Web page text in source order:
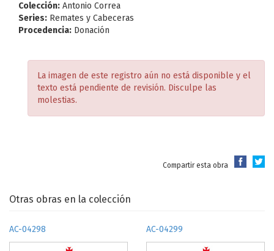
Colección: Antonio Correa
Series: Remates y Cabeceras
Procedencia: Donación
La imagen de este registro aún no está disponible y el
texto está pendiente de revisión. Disculpe las
molestias.
Compartir esta obra
Otras obras en la colección
AC-04298 AC-04299